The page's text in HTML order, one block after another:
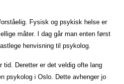
Fysisk og psykisk helse er
måter. I dag går man enten først
henvisning til psykolog.
tid. Deretter er det veldig ofte lang
psykolog i Oslo. Dette avhenger jo